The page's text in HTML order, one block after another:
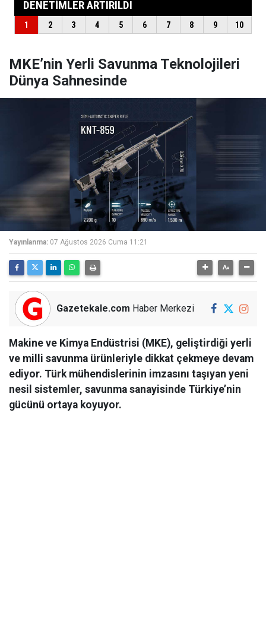
MKE’nin Yerli Savunma Teknolojileri
Dünya Sahnesinde
Yayınlanma: 07 Ağustos 2026 Cuma 11:21
Gazetekale.com Haber Merkezi
Makine ve Kimya Endüstrisi (MKE), geliştirdiği yerli
ve milli savunma ürünleriyle dikkat çekmeye devam
ediyor. Türk mühendislerinin imzasını taşıyan yeni
nesil sistemler, savunma sanayisinde Türkiye’nin
gücünü ortaya koyuyor.